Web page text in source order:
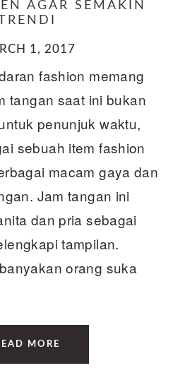
AGAR SEMAKIN
1, 2017
fashion memang
tangan saat ini bukan
penunjuk waktu,
sebuah item fashion
macam gaya dan
Jam tangan ini
dan pria sebagai
tampilan.
orang suka
MORE